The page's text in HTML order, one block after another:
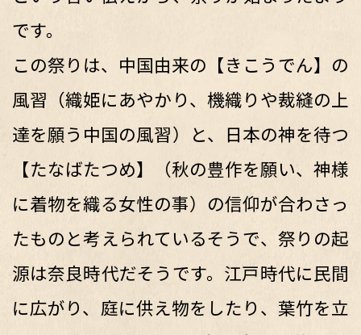
です。
この祭りは、中国由来の【きこうでん】の
風習（織姫にあやかり、機織りや裁縫の上
達を願う中国の風習）と、日本の神を待つ
【たなばたつめ】（秋の豊作を願い、神様
に着物を織る女性の事）の信仰が合わさっ
たものと考えられているそうで、祭りの起
源は奈良時代だそうです。江戸時代に民間
に広がり、庭に供え物をしたり、葉竹を立